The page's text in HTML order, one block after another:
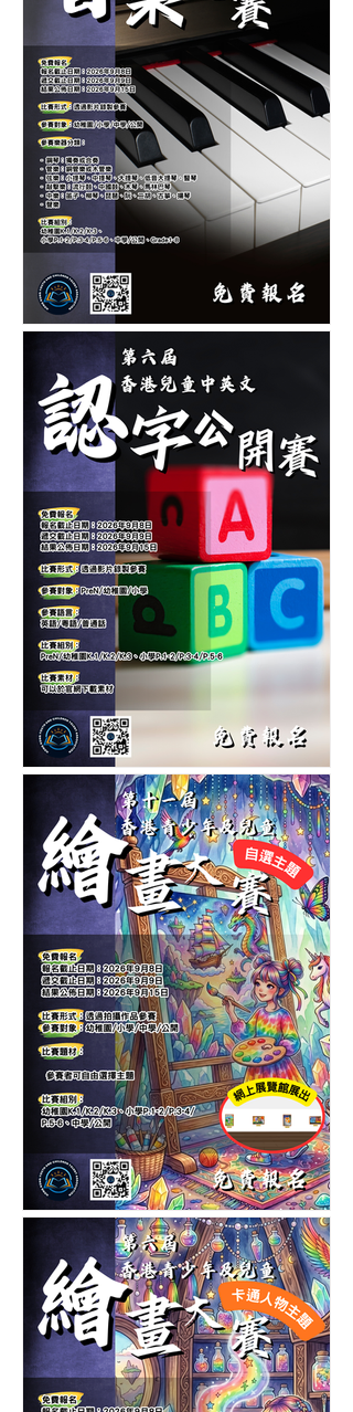
第十二屆香港青少年及兒童
音樂大賽-音樂比賽-鋼琴比
賽-管弦樂比賽
第六屆香港兒童中英文認字
公開賽-認字比賽
第十一屆香港青少年及兒童
繪畫大賽-自選主題繪畫比賽